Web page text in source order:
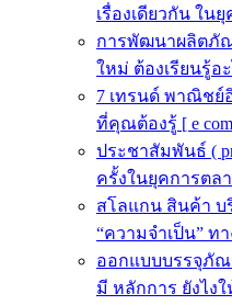
เรื่องเดียวกัน ใน
การพัฒนาผลิตภัณ
ใหม่ ต้องเรียนรู้อ
7 เทรนด์ พาณิชย์
ที่คุณต้องรู้ [ e
ประชาสัมพันธ์ ( pr
ครั้งในยุคการตล
สโลแกน สินค้า บ
“ความจำเป็น” ท
ออกแบบบรรจุภั
มี หลักการ ยังไง